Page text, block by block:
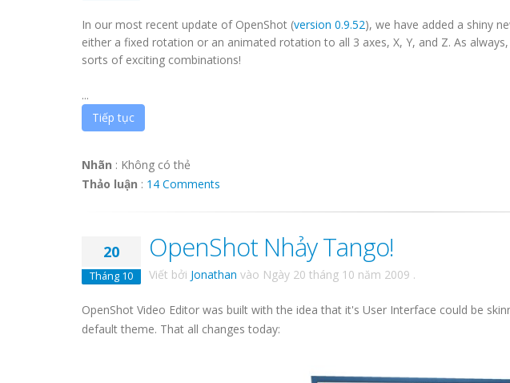
In our most recent update of OpenShot (version 0.9.52), we have added a shiny
either a fixed rotation or an animated rotation to all 3 axes, X, Y, and Z. As
sorts of exciting combinations!
...
Tiếp tục
Nhãn : Không có thẻ
Thảo luận : 14 Comments
20
Tháng 10
OpenShot Nhảy Tango!
Viết bởi Jonathan vào Ngày 20 tháng 10 năm 2009 .
OpenShot Video Editor was built with the idea that it's User Interface could be
default theme. That all changes today: